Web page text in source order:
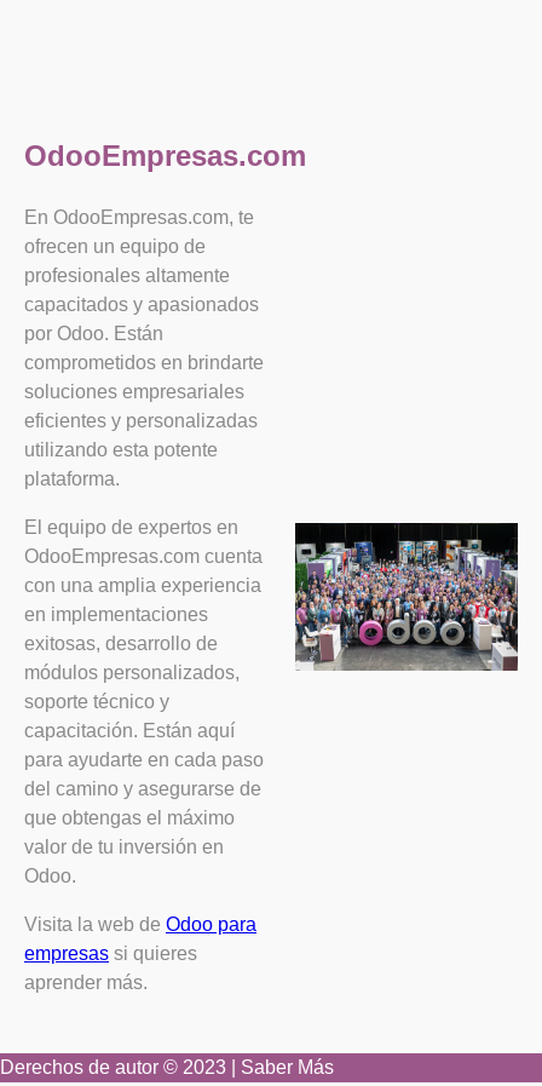
OdooEmpresas.com
En OdooEmpresas.com, te
ofrecen un equipo de
profesionales altamente
capacitados y apasionados
por Odoo. Están
comprometidos en brindarte
soluciones empresariales
eficientes y personalizadas
utilizando esta potente
plataforma.
El equipo de expertos en
OdooEmpresas.com cuenta
con una amplia experiencia
en implementaciones
exitosas, desarrollo de
módulos personalizados,
soporte técnico y
capacitación. Están aquí
para ayudarte en cada paso
del camino y asegurarse de
que obtengas el máximo
valor de tu inversión en
Odoo.
Visita la web de Odoo para
empresas si quieres
aprender más.
Derechos de autor © 2023 | Saber Más